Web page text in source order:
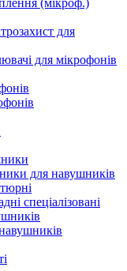
(мікроф.)
для
для мікрофонів
для навушників
спеціалізовані